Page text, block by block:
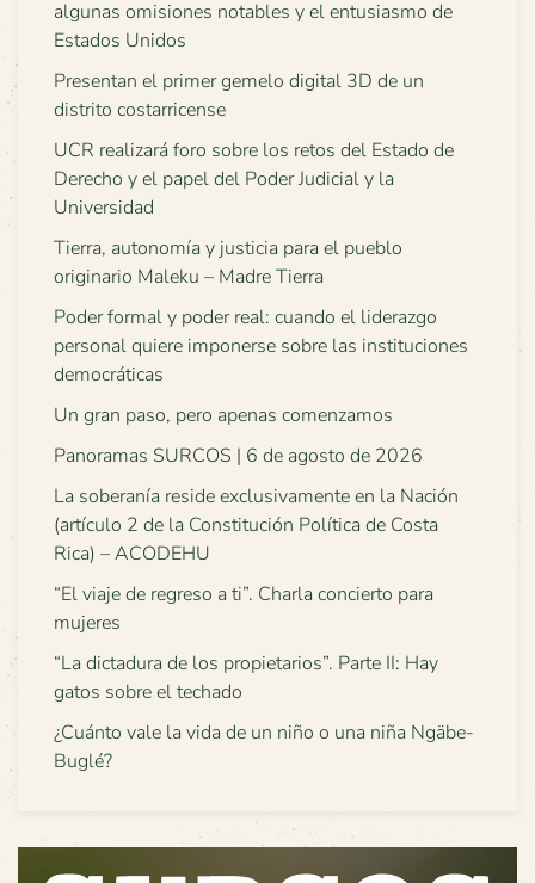
algunas omisiones notables y el entusiasmo de
Estados Unidos
Presentan el primer gemelo digital 3D de un
distrito costarricense
UCR realizará foro sobre los retos del Estado de
Derecho y el papel del Poder Judicial y la
Universidad
Tierra, autonomía y justicia para el pueblo
originario Maleku – Madre Tierra
Poder formal y poder real: cuando el liderazgo
personal quiere imponerse sobre las instituciones
democráticas
Un gran paso, pero apenas comenzamos
Panoramas SURCOS | 6 de agosto de 2026
La soberanía reside exclusivamente en la Nación
(artículo 2 de la Constitución Política de Costa
Rica) – ACODEHU
“El viaje de regreso a ti”. Charla concierto para
mujeres
“La dictadura de los propietarios”. Parte II: Hay
gatos sobre el techado
¿Cuánto vale la vida de un niño o una niña Ngäbe-
Buglé?